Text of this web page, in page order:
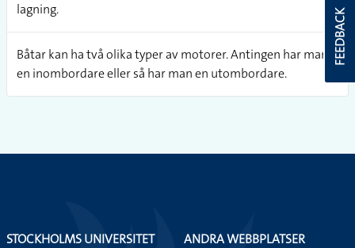
lagning.
Båtar kan ha två olika typer av motorer. Antingen har man
en inombordare eller så har man en utombordare.
FEEDBACK
STOCKHOLMS UNIVERSITET
ANDRA WEBBPLATSER